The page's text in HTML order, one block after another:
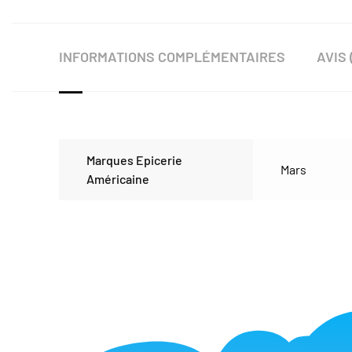
INFORMATIONS COMPLÉMENTAIRES AVIS
Marques Epicerie
Américaine
Mars